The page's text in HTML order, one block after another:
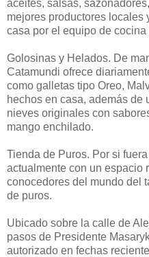
aceites, salsas,
mejores productores locales
casa por el equipo de
Golosinas y Helados. De
Catamundi ofrece
como galletas tipo Oreo,
hechos en casa, además de
nieves originales con
mango enchilado.
Tienda de Puros. Por si
actualmente con un espacio
conocedores del mundo del
de puros.
Ubicado sobre la calle de
pasos de Presidente
autorizado en fechas